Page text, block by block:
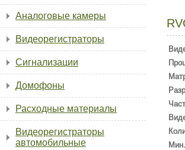
Аналоговые камеры
Видеорегистраторы
Сигнализации
Домофоны
Расходные материалы
Видеорегистраторы
автомобильные